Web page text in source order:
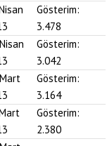
Gösterim:
3.478
Gösterim:
3.042
Gösterim:
3.164
Gösterim:
2.380